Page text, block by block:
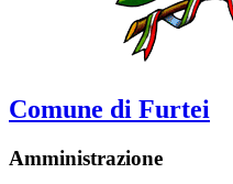
Comune di Furtei
Amministrazione